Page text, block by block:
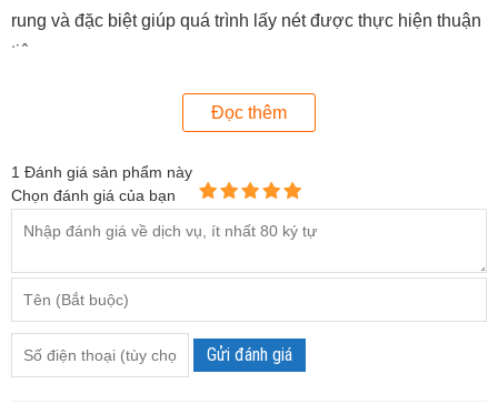
rung và đặc biệt giúp quá trình lấy nét được thực hiện thuận
tiện.
Trọng lượng chỉ gần 1.1kg nên bạn có thể chủ động lắp ráp,
di chuyển theo mong muốn vận hành.
Cấu tạo của RK-06F gồm 2 bộ phận chính: Chân đế giúp cố
định, giữ thăng bằng cho toàn bộ sản phẩm; trục đứng gồm
tay đỡ, trục thẳng đứng giúp bạn đặt kính hiển vi Dino
đích sử dụng.v
Đọc thêm
1 Đánh giá sản phẩm này
Chọn đánh giá của bạn
Gửi đánh giá